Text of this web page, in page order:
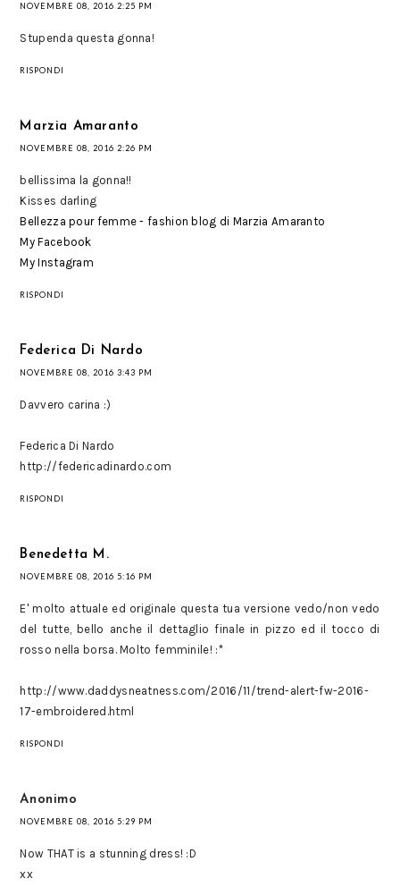
NOVEMBRE 08, 2016 2:25 PM
Stupenda questa gonna!
RISPONDI
Marzia Amaranto
NOVEMBRE 08, 2016 2:26 PM
bellissima la gonna!!
Kisses darling
Bellezza pour femme - fashion blog di Marzia Amaranto
My Facebook
My Instagram
RISPONDI
Federica Di Nardo
NOVEMBRE 08, 2016 3:43 PM
Davvero carina :)
Federica Di Nardo
http://federicadinardo.com
RISPONDI
Benedetta M.
NOVEMBRE 08, 2016 5:16 PM
E' molto attuale ed originale questa tua versione vedo/non vedo
del tutte, bello anche il dettaglio finale in pizzo ed il tocco di
rosso nella borsa. Molto femminile! :*
http://www.daddysneatness.com/2016/11/trend-alert-fw-2016-
17-embroidered.html
RISPONDI
Anonimo
NOVEMBRE 08, 2016 5:29 PM
Now THAT is a stunning dress! :D
xx